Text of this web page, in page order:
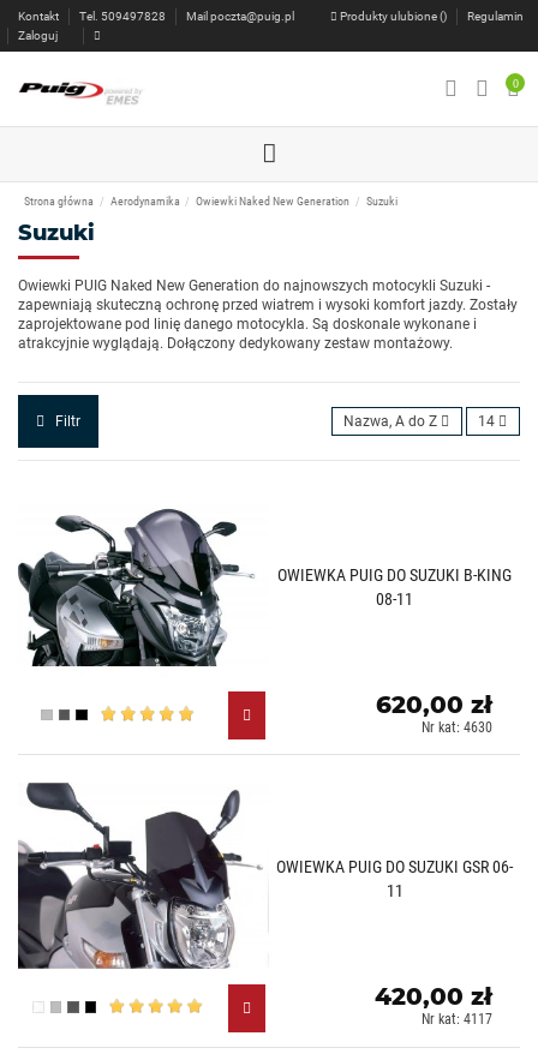
Kontakt Tel. 509497828 Mail poczta@puig.pl Produkty ulubione ()
Regulamin
Zaloguj
0
Strona główna Aerodynamika Owiewki Naked New Generation Suzuki
Suzuki
Owiewki PUIG Naked New Generation do najnowszych motocykli Suzuki -
zapewniają skuteczną ochronę przed wiatrem i wysoki komfort jazdy. Zostały
zaprojektowane pod linię danego motocykla. Są doskonale wykonane i
atrakcyjnie wyglądają. Dołączony dedykowany zestaw montażowy.
Filtr Nazwa, A do Z 14
OWIEWKA PUIG DO SUZUKI B-KING
08-11
Lekko przyciemniany (H)
Mocno przyciemniany (F)
Czarny (N)
620,00 zł
Nr kat: 4630
OWIEWKA PUIG DO SUZUKI GSR 06-
11
Przezroczysty (W)
Lekko przyciemniany (H)
Mocno przyciemniany (F)
Czarny (N)
420,00 zł
Nr kat: 4117